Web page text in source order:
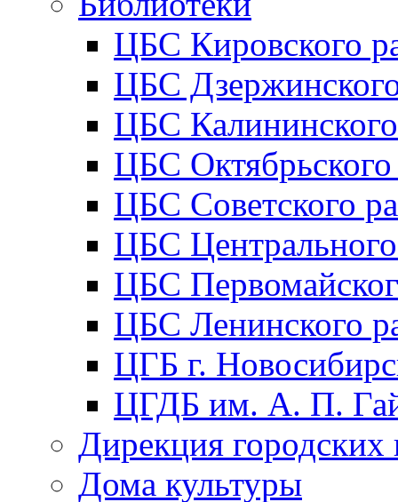
ЦБС Кировского
ЦБС
ЦБС
ЦБС
ЦБС Советского
ЦБС
ЦБС
ЦБС Ленинского
ЦГБ г.
ЦГДБ им. А. П.
Дирекция городских
Дома культуры